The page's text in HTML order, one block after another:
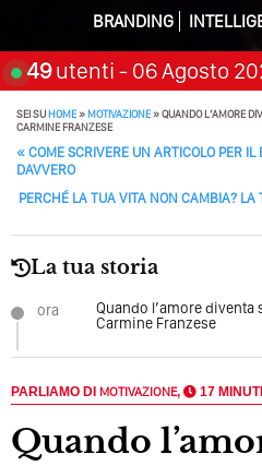
Quali Sono Gli Errori Della
Caso Delle
Come Promuoversi Nel
L’Accademia
BRANDING
49utenti - 06 Agosto
scegli: 21
SEI SUHOME»MOTIVAZIONE»QUANDO L’AMORE
CARMINE FRANZESE
POST NAVIGATION
« COME SCRIVERE UN ARTICOLO PER
DAVVERO
PERCHÉ LA TUA VITA NON CAMBIA? LA
La tua storia
ora
Quando l’amore
Carmine Franzese
PARLIAMO DI MOTIVAZIONE, 17
Quando l’amore diventa